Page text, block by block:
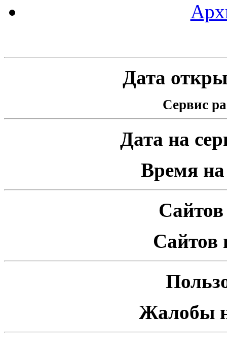
Дата
Сервис
Дата на
Время на
Сайтов
Жалобы